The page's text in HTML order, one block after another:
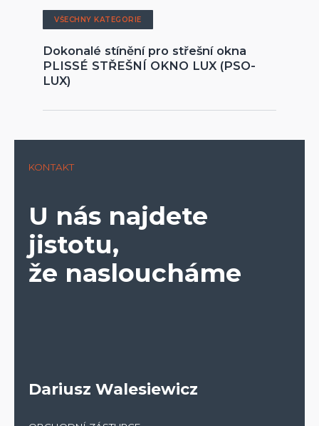
VŠECHNY KATEGORIE
Dokonalé stínění pro střešní okna
PLISSÉ STŘEŠNÍ OKNO LUX (PSO-
LUX)
KONTAKT
U nás najdete
jistotu,
že nasloucháme
Dariusz Walesiewicz